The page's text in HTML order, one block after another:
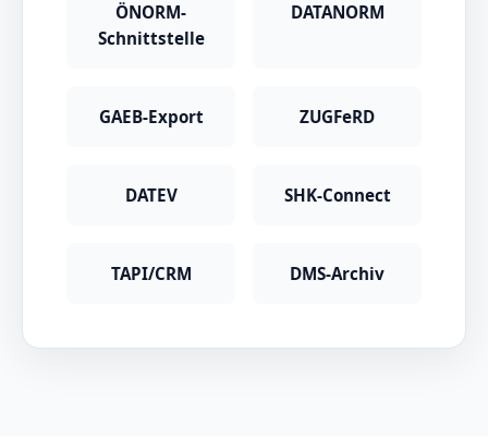
ÖNORM-
Schnittstelle
DATANORM
GAEB-Export ZUGFeRD
DATEV SHK-Connect
TAPI/CRM DMS-Archiv